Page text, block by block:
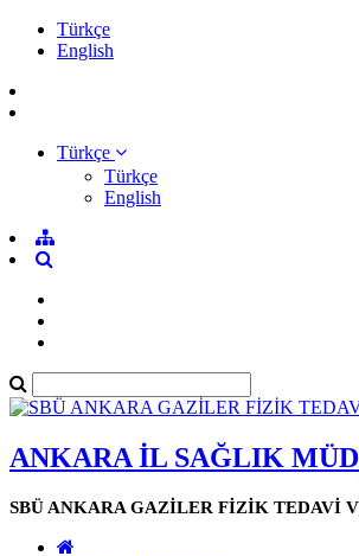
Türkçe
English
Türkçe
Türkçe
English
ANKARA İL SAĞLIK
SBÜ ANKARA GAZİLER FİZİK TEDAVİ